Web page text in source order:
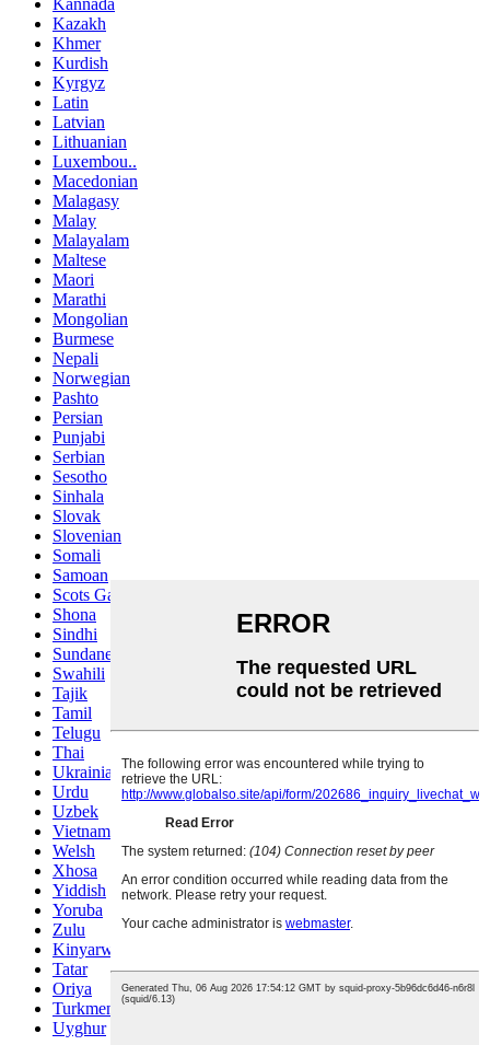
Kazakh
Khmer
Kurdish
Kyrgyz
Latin
Latvian
Lithuanian
Luxembou..
Macedonian
Malagasy
Malay
Malayalam
Maltese
Maori
Marathi
Mongolian
Burmese
Nepali
Norwegian
Pashto
Persian
Punjabi
Serbian
Sesotho
Sinhala
Slovak
Slovenian
Somali
Samoan
Scots Gaelic
Shona
Sindhi
Sundanese
Swahili
Tajik
Tamil
Telugu
Thai
Ukrainian
Urdu
Uzbek
Vietnamese
Welsh
Xhosa
Yiddish
Yoruba
Zulu
Kinyarwanda
Tatar
Oriya
Turkmen
Uyghur